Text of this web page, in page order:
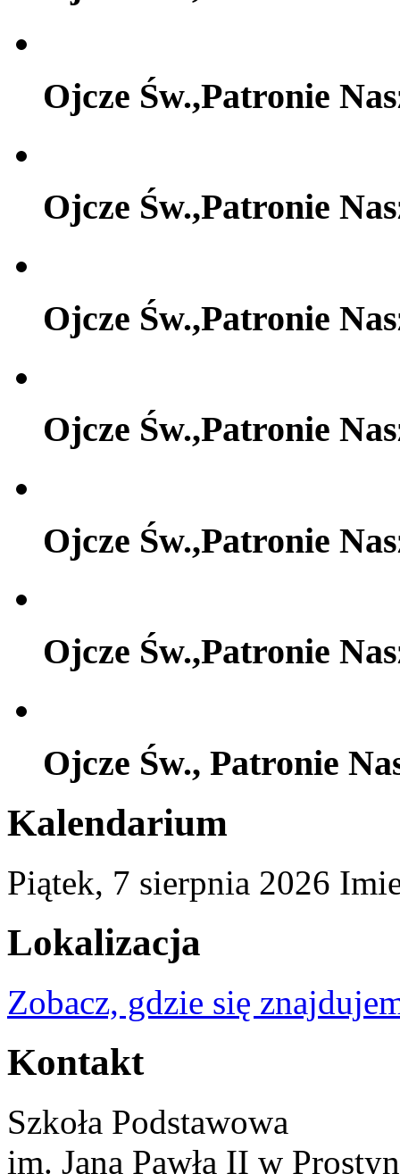
Ojcze Św.,Patronie
Ojcze Św.,Patronie
Ojcze Św.,Patronie
Ojcze Św.,Patronie
Ojcze Św.,Patronie
Ojcze Św.,Patronie
Ojcze Św., Patronie
Kalendarium
Piątek, 7 sierpnia 2026
Lokalizacja
Zobacz, gdzie się
Kontakt
Szkoła Podstawowa
im. Jana Pawła II w